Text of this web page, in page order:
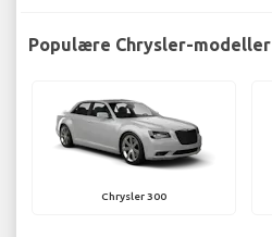
Populære Chrysler-
Chrysler 300